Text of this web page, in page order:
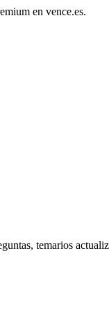
en vence.es.
temarios